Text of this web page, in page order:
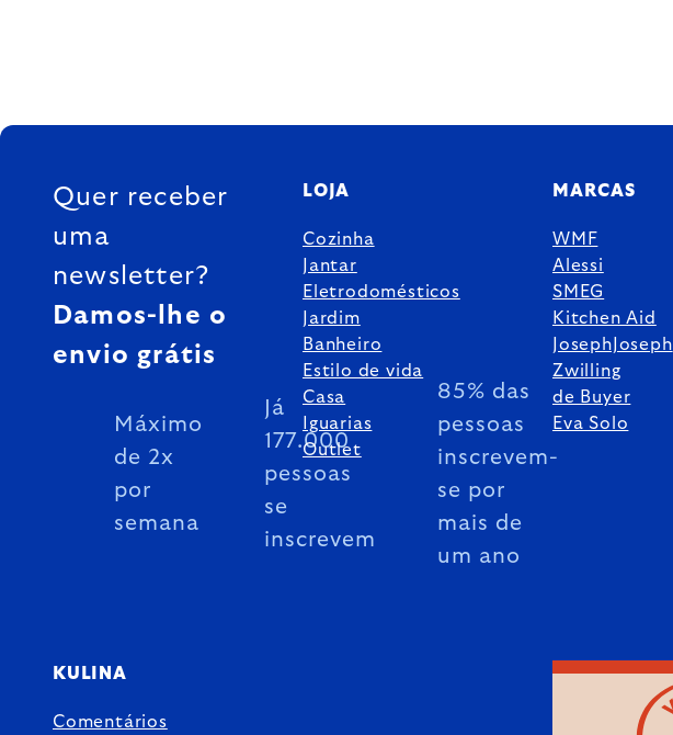
FOOTER
Quer receber
uma
newsletter?
Damos-lhe o
envio grátis
Máximo
de 2x
por
semana
Já
177.000
pessoas
se
inscrevem
85% das
pessoas
inscrevem-
se por
mais de
um ano
LOJA
Cozinha
Jantar
Eletrodomésticos
Jardim
Banheiro
Estilo de vida
Casa
Iguarias
Outlet
MARCAS
WMF
Alessi
SMEG
Kitchen Aid
JosephJoseph
Zwilling
de Buyer
Eva Solo
KULINA
Comentários